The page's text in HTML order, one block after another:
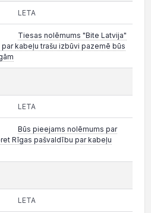
LETA
Tiesas nolēmums "Bite Latvija"
kabeļu trašu izbūvi pazemē būs
LETA
Būs pieejams nolēmums par
Rīgas pašvaldību par kabeļu
LETA